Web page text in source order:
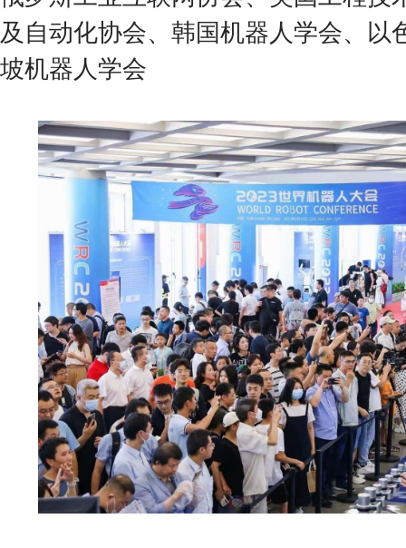
及自动化协会、韩国机器人学会、以
坡机器人学会